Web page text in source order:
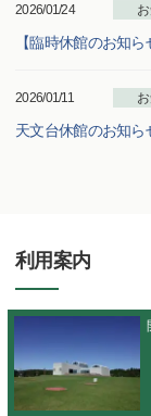
2026/01/24
【臨時休館のお知ら
2026/01/11
天文台休館のお知ら
利用案内